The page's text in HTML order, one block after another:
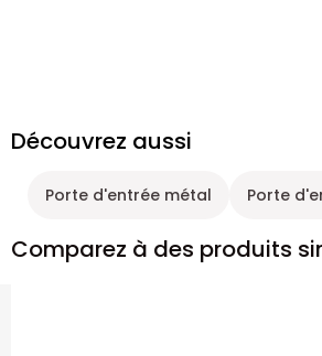
Découvrez aussi
Porte d'entrée métal Porte
Comparez à des produits